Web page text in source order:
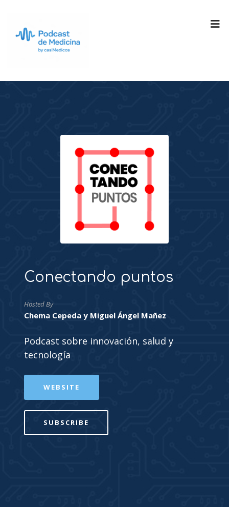
Conectando puntos
Hosted By
Chema Cepeda y Miguel Ángel Mañez
Podcast sobre innovación, salud y
tecnología
WEBSITE
SUBSCRIBE